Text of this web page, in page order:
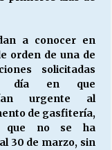
a conocer en
orden de una de
solicitadas
día en que
urgente al
de gasfitería,
que no se ha
30 de marzo, sin